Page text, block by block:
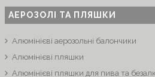
АЕРОЗОЛІ ТА ПЛЯШКИ
Алюмінієві аерозольні балончики
Алюмінієві пляшки
Алюмінієві пляшки для пива та